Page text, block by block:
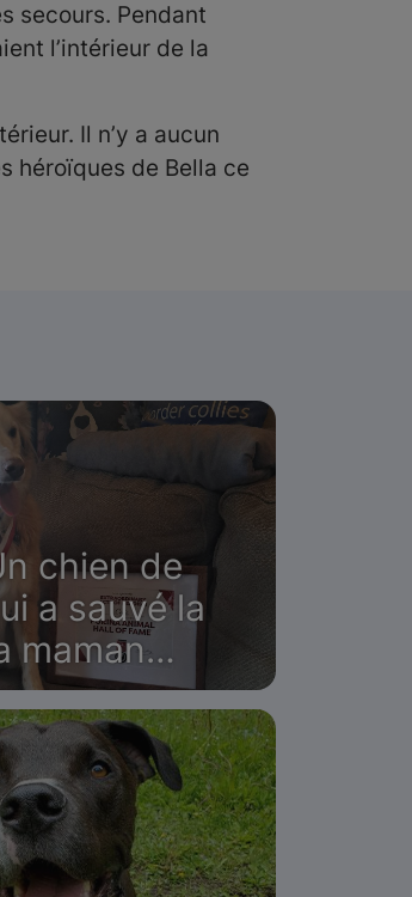
secours. Pendant
l’intérieur de la
Il n’y a aucun
héroïques de Bella ce
chien de
a sauvé la
maman